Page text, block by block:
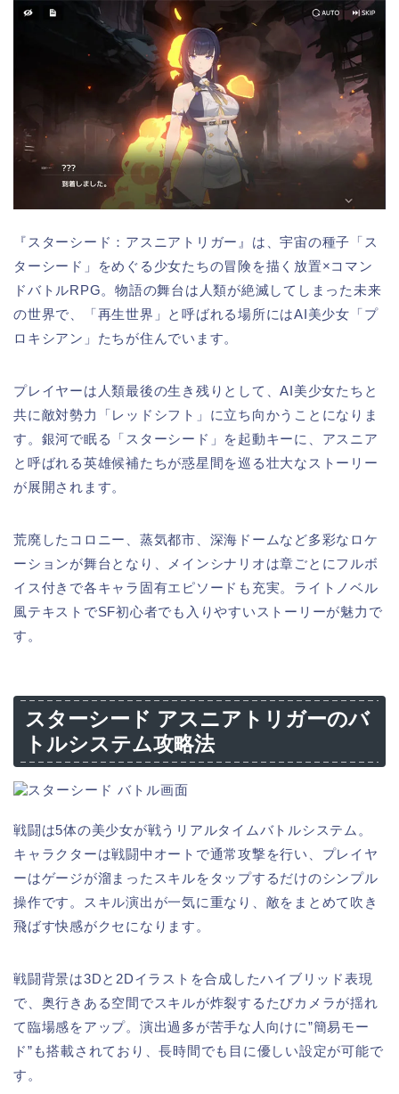
『スターシード：アスニアトリガー』は、宇宙の種子「ス
ターシード」をめぐる少女たちの冒険を描く放置×コマン
ドバトルRPG。物語の舞台は人類が絶滅してしまった未来
の世界で、「再生世界」と呼ばれる場所にはAI美少女「プ
ロキシアン」たちが住んでいます。
プレイヤーは人類最後の生き残りとして、AI美少女たちと
共に敵対勢力「レッドシフト」に立ち向かうことになりま
す。銀河で眠る「スターシード」を起動キーに、アスニア
と呼ばれる英雄候補たちが惑星間を巡る壮大なストーリー
が展開されます。
荒廃したコロニー、蒸気都市、深海ドームなど多彩なロケ
ーションが舞台となり、メインシナリオは章ごとにフルボ
イス付きで各キャラ固有エピソードも充実。ライトノベル
風テキストでSF初心者でも入りやすいストーリーが魅力で
す。
スターシード アスニアトリガーのバ
トルシステム攻略法
戦闘は5体の美少女が戦うリアルタイムバトルシステム。
キャラクターは戦闘中オートで通常攻撃を行い、プレイヤ
ーはゲージが溜まったスキルをタップするだけのシンプル
操作です。スキル演出が一気に重なり、敵をまとめて吹き
飛ばす快感がクセになります。
戦闘背景は3Dと2Dイラストを合成したハイブリッド表現
で、奥行きある空間でスキルが炸裂するたびカメラが揺れ
て臨場感をアップ。演出過多が苦手な人向けに”簡易モー
ド”も搭載されており、長時間でも目に優しい設定が可能で
す。